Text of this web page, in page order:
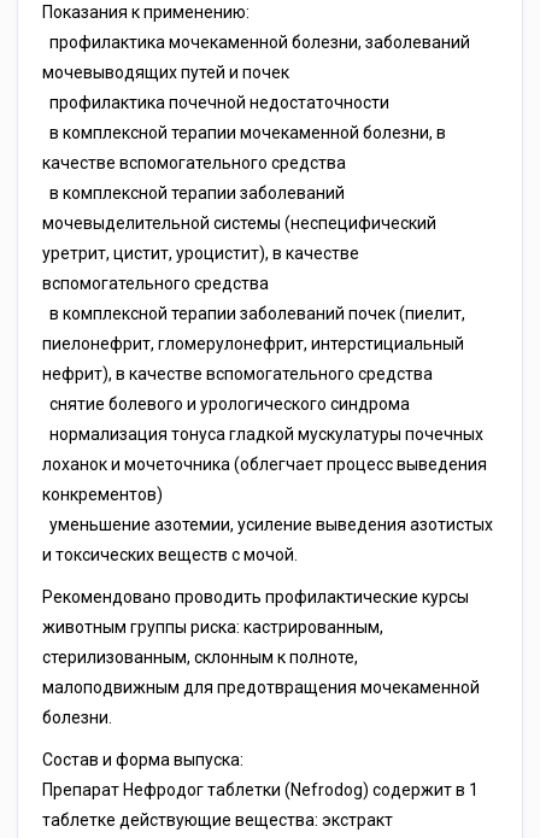
Показания к применению:
профилактика мочекаменной болезни, заболеваний
мочевыводящих путей и почек
профилактика почечной недостаточности
в комплексной терапии мочекаменной болезни, в
качестве вспомогательного средства
в комплексной терапии заболеваний
мочевыделительной системы (неспецифический
уретрит, цистит, уроцистит), в качестве
вспомогательного средства
в комплексной терапии заболеваний почек (пиелит,
пиелонефрит, гломерулонефрит, интерстициальный
нефрит), в качестве вспомогательного средства
снятие болевого и урологического синдрома
нормализация тонуса гладкой мускулатуры почечных
лоханок и мочеточника (облегчает процесс выведения
конкрементов)
уменьшение азотемии, усиление выведения азотистых
и токсических веществ с мочой.
Рекомендовано проводить профилактические курсы
животным группы риска: кастрированным,
стерилизованным, склонным к полноте,
малоподвижным для предотвращения мочекаменной
болезни.
Состав и форма выпуска:
Препарат Нефродог таблетки (Nefrodog) содержит в 1
таблетке действующие вещества: экстракт